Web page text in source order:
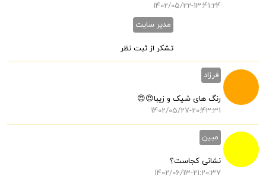
1402/05/22-13:41:24
مدیر سایت
تشکر از ثبت نظر
فرزاد
رنگ های شیک و زیبا😍😍
1402/05/27-20:43:31
مبین
نشانی کجاست؟
1402/06/13-21:20:37